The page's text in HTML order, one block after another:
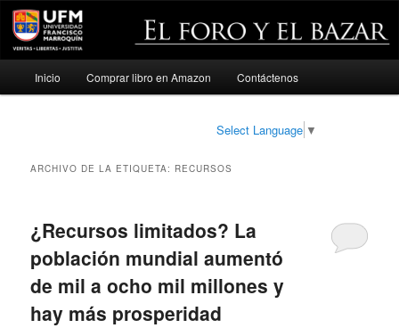
Ir
Ir
Inicio Comprar libro en Amazon Contáctenos
Select Language ▼
ARCHIVO DE LA ETIQUETA: RECURSOS
¿Recursos limitados? La
población mundial aumentó
de mil a ocho mil millones y
hay más prosperidad